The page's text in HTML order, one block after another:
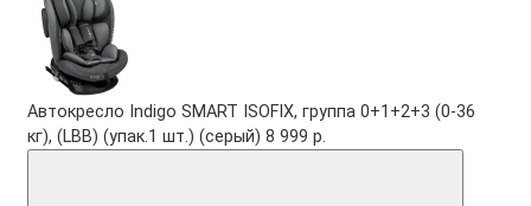
Автокресло Indigo SMART ISOFIX, группа 0+1+2+3 (0-36
кг), (LBB) (упак.1 шт.) (серый) 8 999 р.